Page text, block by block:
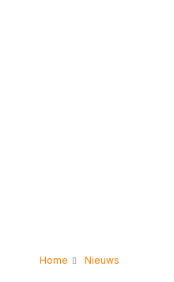
Home Nieuws